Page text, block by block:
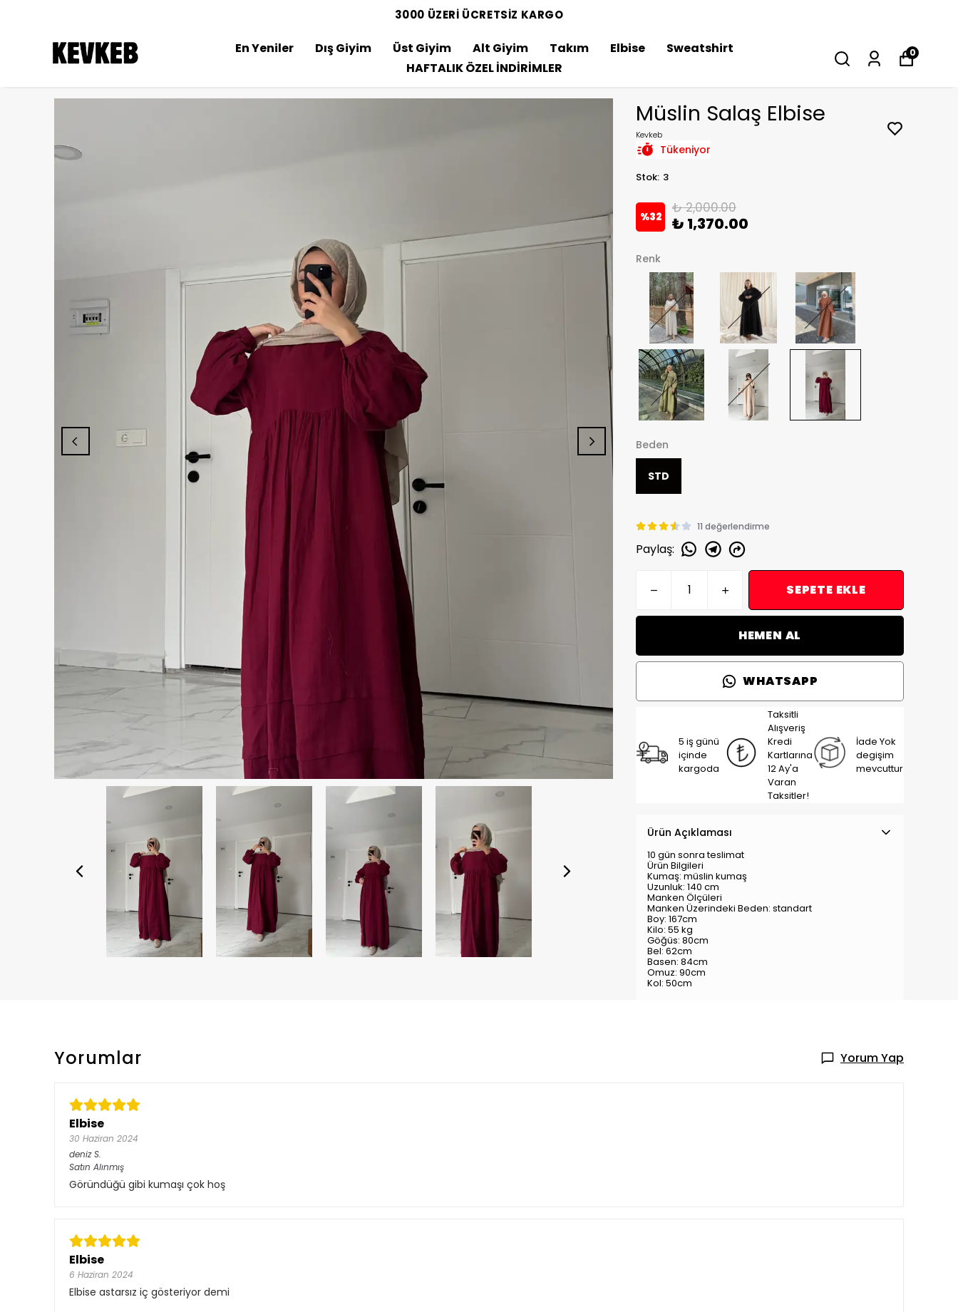
3000 ÜZERİ ÜCRETSİZ KARGO
En Yeniler Dış Giyim Üst Giyim Alt Giyim Takım Elbise
Sweatshirt
HAFTALIK ÖZEL İNDİRİMLER
0
Müslin Salaş Elbise
Kevkeb
Tükeniyor
Stok: 3
%32
₺ 2,000.00
₺ 1,370.00
Renk
Beden
STD
11 değerlendirme
Paylaş:
SEPETE EKLE
HEMEN AL
WHATSAPP
5 iş günü
içinde
kargoda
Taksitli
Alışveriş
Kredi
Kartlarına
12 Ay'a
Varan
Taksitler!
İade Yok
degişim
mevcuttur
Ürün Açıklaması
10 gün sonra teslimat
Ürün Bilgileri
Kumaş: müslin kumaş
Uzunluk: 140 cm
Manken Ölçüleri
Manken Üzerindeki Beden: standart
Boy: 167cm
Kilo: 55 kg
Göğüs: 80cm
Bel: 62cm
Basen: 84cm
Omuz: 90cm
Kol: 50cm
Yorumlar Yorum Yap
Elbise
30 Haziran 2024
deniz S.
Satın Alınmış
Göründüğü gibi kumaşı çok hoş
Elbise
6 Haziran 2024
Elbise astarsız iç gösteriyor demi